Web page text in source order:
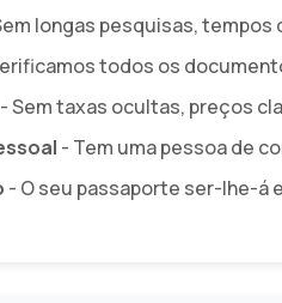
longas pesquisas,
todos os
- Sem taxas ocultas, preços
- Tem uma pessoa de
- O seu passaporte ser-lhe-á